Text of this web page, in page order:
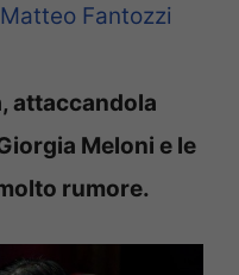
Matteo Fantozzi
attaccandola
Meloni e le
rumore.